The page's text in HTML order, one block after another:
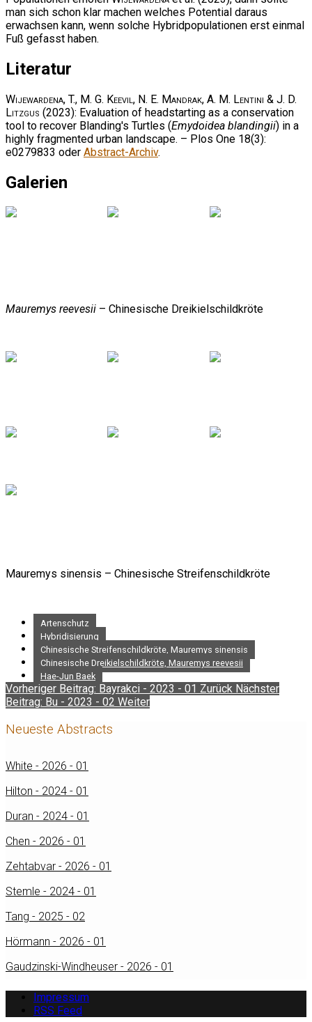
man sich schon klar machen welches Potential daraus
erwachsen kann, wenn solche Hybridpopulationen erst einmal
Fuß gefasst haben.
Literatur
Wijewardena, T., M. G. Keevil, N. E. Mandrak, A. M. Lentini & J. D.
Litzgus (2023): Evaluation of headstarting as a conservation
tool to recover Blanding's Turtles (Emydoidea blandingii) in a
highly fragmented urban landscape. – Plos One 18(3):
e0279833 oder Abstract-Archiv.
Galerien
Mauremys reevesii – Chinesische Dreikielschildkröte
Mauremys sinensis – Chinesische Streifenschildkröte
Artenschutz
Hybridisierung
Chinesische Streifenschildkröte, Mauremys sinensis
Chinesische Dreikielschildkröte, Mauremys reevesii
Hae-Jun Baek
Vorheriger Beitrag: Bayrakci - 2023 - 01 Zurück Nächster
Beitrag: Bu - 2023 - 02 Weiter
Neueste Abstracts
White - 2026 - 01
Hilton - 2024 - 01
Duran - 2024 - 01
Chen - 2026 - 01
Zehtabvar - 2026 - 01
Stemle - 2024 - 01
Tang - 2025 - 02
Hörmann - 2026 - 01
Gaudzinski-Windheuser - 2026 - 01
Impressum
RSS Feed